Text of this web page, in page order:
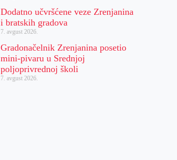
Dodatno učvršćene veze Zrenjanina
i bratskih gradova
7. avgust 2026.
Gradonačelnik Zrenjanina posetio
mini-pivaru u Srednjoj
poljoprivrednoj školi
7. avgust 2026.